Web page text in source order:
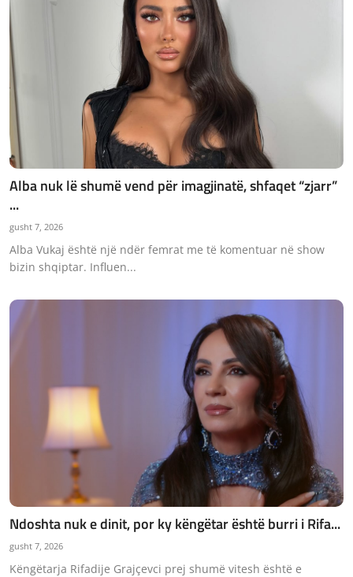
Alba nuk lë shumë vend për imagjinatë, shfaqet “zjarr”
...
gusht 7, 2026
Alba Vukaj është një ndër femrat me të komentuar në show
bizin shqiptar. Influen...
Ndoshta nuk e dinit, por ky këngëtar është burri i Rifa...
gusht 7, 2026
Këngëtarja Rifadije Grajçevci prej shumë vitesh është e